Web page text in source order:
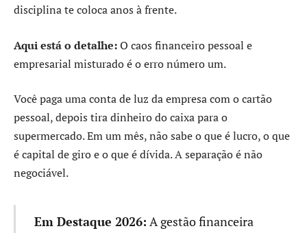
disciplina te coloca anos à frente.
Aqui está o detalhe:O caos financeiro pessoal e
empresarial misturado é o erro número um.
Você paga uma conta de luz da empresa com o cartão
pessoal, depois tira dinheiro do caixa para o
supermercado. Em um mês, não sabe o que é lucro, o que
é capital de giro e o que é dívida. A separação é não
negociável.
Em Destaque 2026: A gestão financeira